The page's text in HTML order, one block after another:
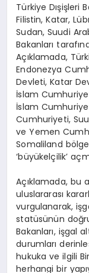
Türkiye Dışişleri
Filistin, Katar,
Sudan, Suudi
Bakanları
Açıklamada,
Endonezya
Devleti, Katar
İslam
İslam
Cumhuriyeti,
ve Yemen
Somaliland
‘büyükelçilik’
Açıklamada, bu
uluslararası
vurgulanarak,
statüsünün
Bakanları, işgal
durumları
hukuka ve ilgili
herhangi bir